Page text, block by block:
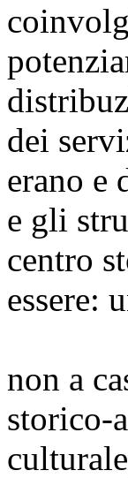
dei
erano e
e gli
centro
essere:
non a
storico-